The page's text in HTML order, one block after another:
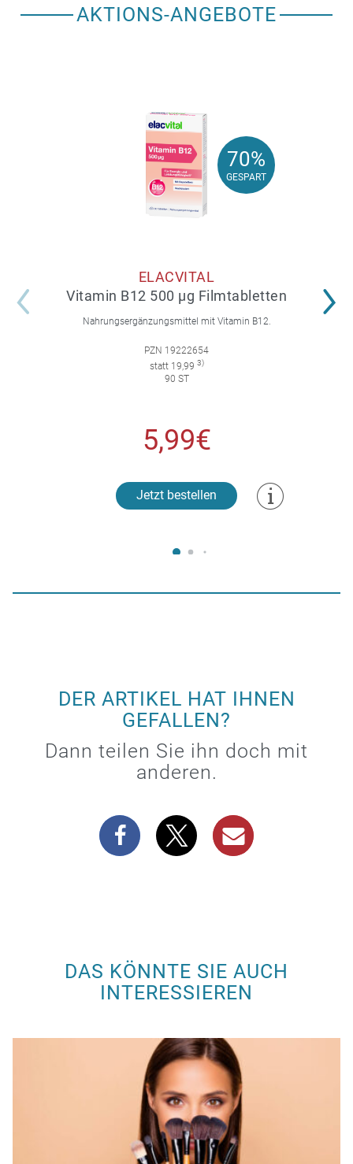
AKTIONS-ANGEBOTE
70%
GESPART
70%
GESPART
ELACVITAL
Vitamin B12 500 µg Filmtabletten
Nahrungsergänzungsmittel mit Vitamin B12.
PZN 19222654
statt 19,99 3)
90 ST
5,99€
Jetzt bestellen
DER ARTIKEL HAT IHNEN
GEFALLEN?
Dann teilen Sie ihn doch mit
anderen.
DAS KÖNNTE SIE AUCH
INTERESSIEREN